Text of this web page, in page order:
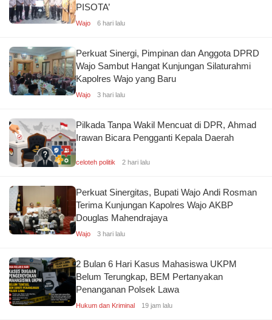
PISOTA’
Wajo 6 hari lalu
Perkuat Sinergi, Pimpinan dan Anggota DPRD
Wajo Sambut Hangat Kunjungan Silaturahmi
Kapolres Wajo yang Baru
Wajo 3 hari lalu
Pilkada Tanpa Wakil Mencuat di DPR, Ahmad
Irawan Bicara Pengganti Kepala Daerah
celoteh politik 2 hari lalu
Perkuat Sinergitas, Bupati Wajo Andi Rosman
Terima Kunjungan Kapolres Wajo AKBP
Douglas Mahendrajaya
Wajo 3 hari lalu
2 Bulan 6 Hari Kasus Mahasiswa UKPM
Belum Terungkap, BEM Pertanyakan
Penanganan Polsek Lawa
Hukum dan Kriminal 19 jam lalu